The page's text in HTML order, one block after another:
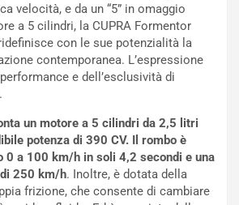
velocità, e da un “5” in omaggio
a 5 cilindri, la CUPRA Formentor
con le sue potenzialità la
contemporanea. L’espressione
e dell’esclusività di
un motore a 5 cilindri da 2,5 litri
potenza di 390 CV. Il rombo è
0 a 100 km/h in soli 4,2 secondi e una
250 km/h. Inoltre, è dotata della
frizione, che consente di cambiare